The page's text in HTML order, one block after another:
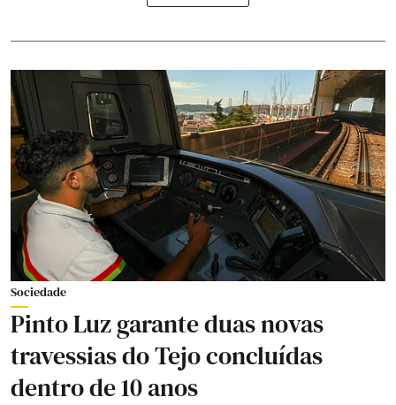
Sociedade
Pinto Luz garante duas novas
travessias do Tejo concluídas
dentro de 10 anos